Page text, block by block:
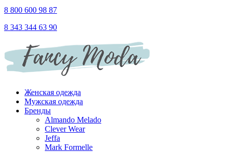
8 800 600 98 87
8 343 344 63 90
Женская одежда
Мужская одежда
Бренды
Almando Melado
Clever Wear
Jeffa
Mark Formelle